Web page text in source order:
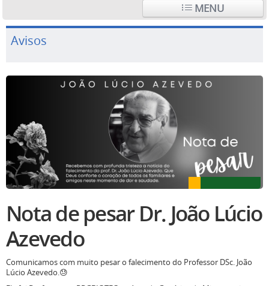
MENU
Avisos
Nota de pesar Dr. João Lúcio
Azevedo
Comunicamos com muito pesar o falecimento do Professor DSc. João
Lúcio Azevedo.😓